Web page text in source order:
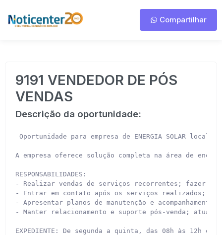
Compartilhar
9191 VENDEDOR DE PÓS
VENDAS
Descrição da oportunidade:
Oportunidade para empresa de ENERGIA SOLAR
A empresa oferece solução completa na área de
RESPONSABILIDADES:
- Realizar vendas de serviços recorrentes; fazer
- Entrar em contato após os serviços realizados;
- Apresentar planos de manutenção e acompanhamento;
- Manter relacionamento e suporte pós-venda;
EXPEDIENTE: De segunda a quinta, das 08h às 12h